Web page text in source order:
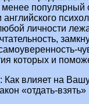
менее популярный
личности
которых и
Как влияет на
«отдать-взять»